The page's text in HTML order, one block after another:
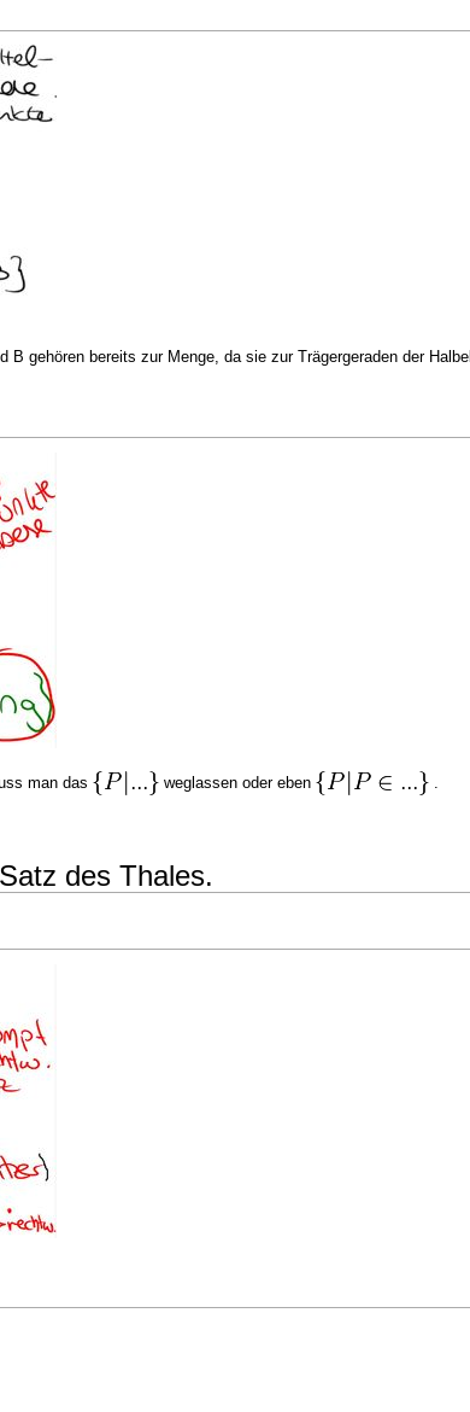
gehören bereits zur Menge, da sie zur Trägergeraden der
man das weglassen oder eben
des Thales.